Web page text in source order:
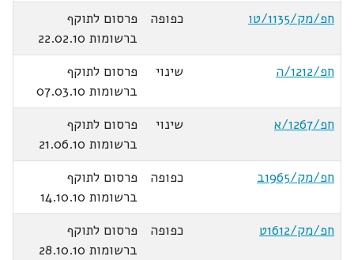
חפ/מק/1135/טו
כפופה
פרסום לתוקף
ברשומות 22.02.10
חפ/1212/ה
שינוי
פרסום לתוקף
ברשומות 07.03.10
חפ/1267/א
שינוי
פרסום לתוקף
ברשומות 21.06.10
חפ/מק/1965ב
כפופה
פרסום לתוקף
ברשומות 14.10.10
חפ/מק/1612ט
כפופה
פרסום לתוקף
ברשומות 28.10.10